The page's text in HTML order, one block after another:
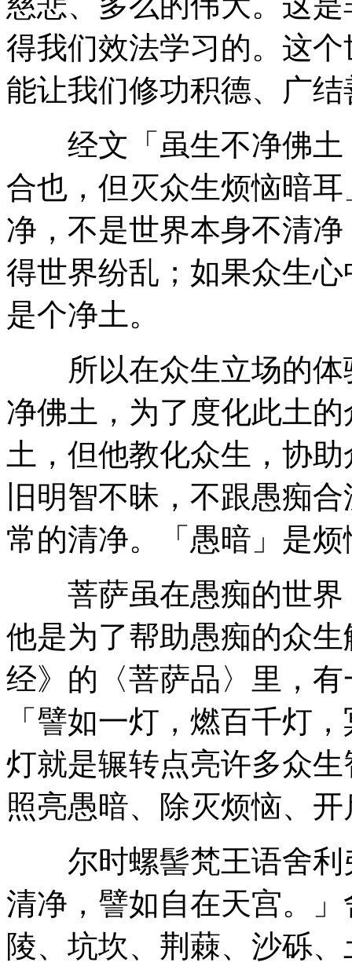
得我们效法学习的。这
能让我们修功积德、广
经文「虽生不净佛土
合也，但灭众生烦恼暗
净，不是世界本身不清
得世界纷乱；如果众生
是个净土。
所以在众生立场的体
净佛土，为了度化此土
土，但他教化众生，协
旧明智不昧，不跟愚痴
常的清净。「愚暗」是
菩萨虽在愚痴的世界
他是为了帮助愚痴的众
经》的〈菩萨品〉里，
「譬如一灯，燃百千灯
灯就是辗转点亮许多众
照亮愚暗、除灭烦恼、
尔时螺髻梵王语舍利
清净，譬如自在天宫。
陵、坑坎、荆蕀、沙砾